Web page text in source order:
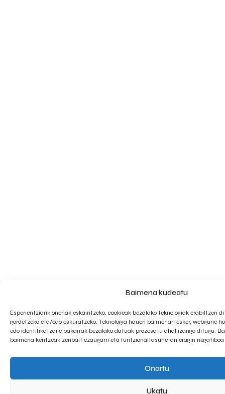
Baimena kudeatu
Esperientziarik onenak eskaintzeko, cookieak bezalako teknologiak erabiltzen
gordetzeko eta/edo eskuratzeko. Teknologia hauen baimenari esker, webgune
edo identifikatzaile bakarrak bezalako datuak prozesatu ahal izango ditugu.
baimena kentzeak zenbait ezaugarri eta funtzionaltasunetan eragin negatiboa
Onartu
Ukatu